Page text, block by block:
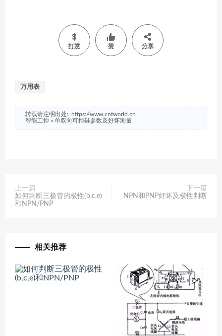
打赏 赞 分享
万用表
转载请注明出处:
https://www.cntworld.cn
智能工控 » 单双向可控硅参数及好坏测量
上一篇
如何判断三极管的极性(b,c,e)
和NPN/PNP
下一篇
NPN和PNP好坏及极性判断
相关推荐